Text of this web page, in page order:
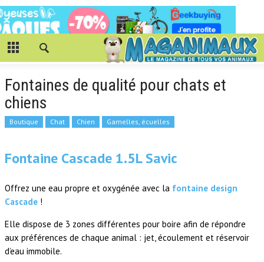
Fontaines de qualité pour chats et
chiens
Boutique Chat Chien Gamelles, écuelles
Fontaine Cascade 1.5L Savic
Offrez une eau propre et oxygénée avec la fontaine design
Cascade !
Elle dispose de 3 zones différentes pour boire afin de répondre
aux préférences de chaque animal : jet, écoulement et réservoir
d’eau immobile.